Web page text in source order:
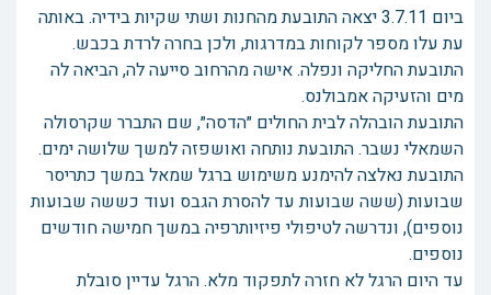
ביום 3.7.11 יצאה התובעת מהחנות ושתי שקיות בידיה. באותה
עת עלו מספר לקוחות במדרגות, ולכן בחרה לרדת בכבש.
התובעת החליקה ונפלה. אישה מהרחוב סייעה לה, הביאה לה
מים והזעיקה אמבולנס.
התובעת הובהלה לבית החולים ״הדסה״, שם התברר שקרסולה
השמאלי נשבר. התובעת נותחה ואושפזה למשך שלושה ימים.
התובעת נאלצה להימנע משימוש ברגל שמאל במשך כתריסר
שבועות (ששה שבועות עד להסרת הגבס ועוד כששה שבועות
נוספים), ונדרשה לטיפולי פיזיותרפיה במשך חמישה חודשים
נוספים.
עד היום הרגל לא חזרה לתפקוד מלא. הרגל עדיין סובלת